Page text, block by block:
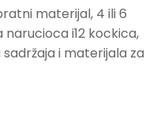
materijal, 4 ili 6
narucioca i12 kockica,
i materijala za